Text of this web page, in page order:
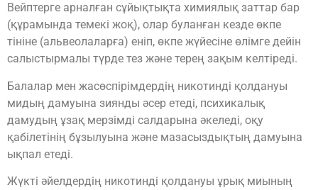
Вейптерге арналған сұйықтықта химиялық заттар бар
(құрамында темекі жоқ), олар буланған кезде өкпе
тініне (альвеолаларға) еніп, өкпе жүйесіне өлімге дейін
салыстырмалы түрде тез және терең зақым келтіреді.
Балалар мен жасөспірімдердің никотинді қолдануы
мидың дамуына зиянды әсер етеді, психикалық
дамудың ұзақ мерзімді салдарына әкеледі, оқу
қабілетінің бұзылуына және мазасыздықтың дамуына
ықпал етеді.
Жүкті әйелдердің никотинді қолдануы ұрық миының